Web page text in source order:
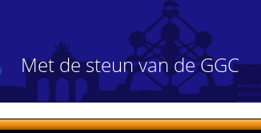
Met de steun van de GGC